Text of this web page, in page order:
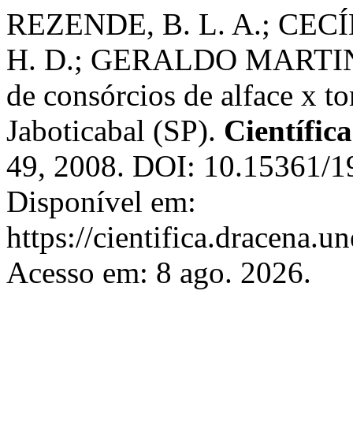
REZENDE, B. L. A.;
H. D.; GERALDO
de consórcios de alface x
Jaboticabal (SP). Científica
49, 2008. DOI: 10.15361/
Disponível em:
https://
Acesso em: 8 ago. 2026.